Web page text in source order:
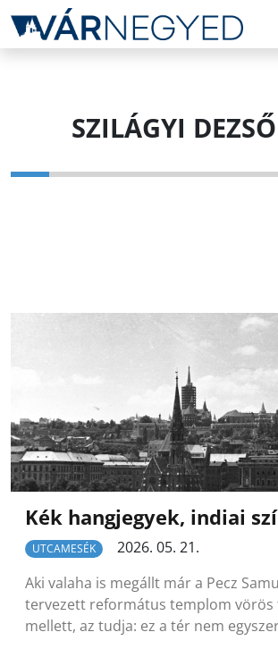
SZILÁGYI
Kék hangjegyek, indiai
UTCAMESÉK
2026. 05. 21.
Aki valaha is megállt már a Pecz
tervezett református templom vörös
mellett, az tudja: ez a tér nem